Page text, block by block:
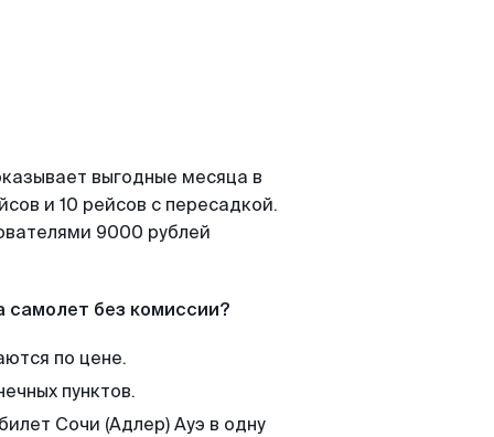
выгодные месяца в
и 10 рейсов с пересадкой.
9000 рублей
самолет без комиссии?
по цене.
пунктов.
Сочи (Адлер) Ауэ в одну